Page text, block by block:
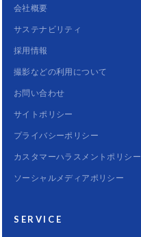
会社概要
サステナビリティ
採用情報
撮影などの利用について
お問い合わせ
サイトポリシー
プライバシーポリシー
カスタマーハラスメントポリシー
ソーシャルメディアポリシー
SERVICE